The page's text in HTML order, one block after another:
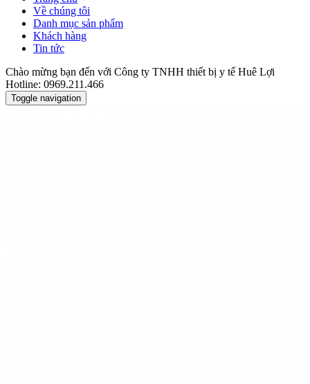
Về chúng tôi
Danh mục sản phẩm
Khách hàng
Tin tức
Chào mừng bạn đến với Công ty TNHH thiết bị y tế Huê Lợi
Hotline: 0969.211.466
Toggle navigation